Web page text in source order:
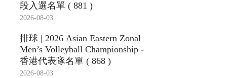
段入選名單 ( 881 )
2026-08-03
排球 | 2026 Asian Eastern Zonal
Men’s Volleyball Championship -
香港代表隊名單 ( 868 )
2026-08-03